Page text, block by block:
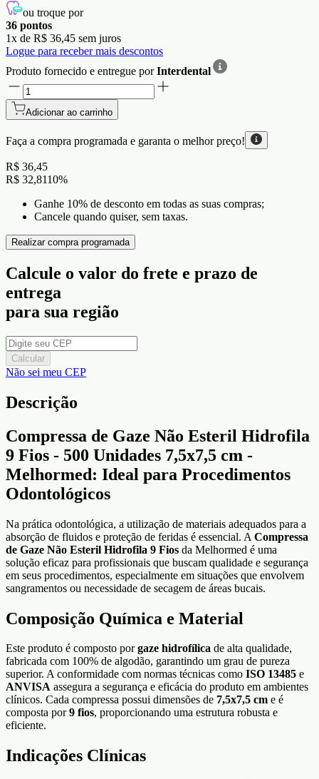
ou troque por
36 pontos
1x de R$ 36,45 sem juros
Logue para receber mais descontos
Produto fornecido e entregue porInterdental
Adicionar ao carrinho
Faça a compra programada e garanta o melhor preço!
R$ 36,45
R$ 32,8110%
Ganhe 10% de desconto em todas as suas compras;
Cancele quando quiser, sem taxas.
Realizar compra programada
Calcule o valor do frete e prazo de
entrega
para sua região
Calcular
Não sei meu CEP
Descrição
Compressa de Gaze Não Esteril Hidrofila
9 Fios - 500 Unidades 7,5x7,5 cm -
Melhormed: Ideal para Procedimentos
Odontológicos
Na prática odontológica, a utilização de materiais adequados para a
absorção de fluidos e proteção de feridas é essencial. A Compressa
de Gaze Não Esteril Hidrofila 9 Fios da Melhormed é uma
solução eficaz para profissionais que buscam qualidade e segurança
em seus procedimentos, especialmente em situações que envolvem
sangramentos ou necessidade de secagem de áreas bucais.
Composição Química e Material
Este produto é composto porgaze hidrofílica de alta qualidade,
fabricada com 100% de algodão, garantindo um grau de pureza
superior. A conformidade com normas técnicas como ISO 13485 e
ANVISA assegura a segurança e eficácia do produto em ambientes
clínicos. Cada compressa possui dimensões de 7,5x7,5 cm e é
composta por9 fios, proporcionando uma estrutura robusta e
eficiente.
Indicações Clínicas